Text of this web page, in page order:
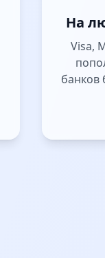
На
Visa,
банков